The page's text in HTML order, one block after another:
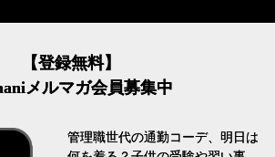
【登録無料】
メルマガ会員募集中
管理職世代の通勤コーデ、明日は